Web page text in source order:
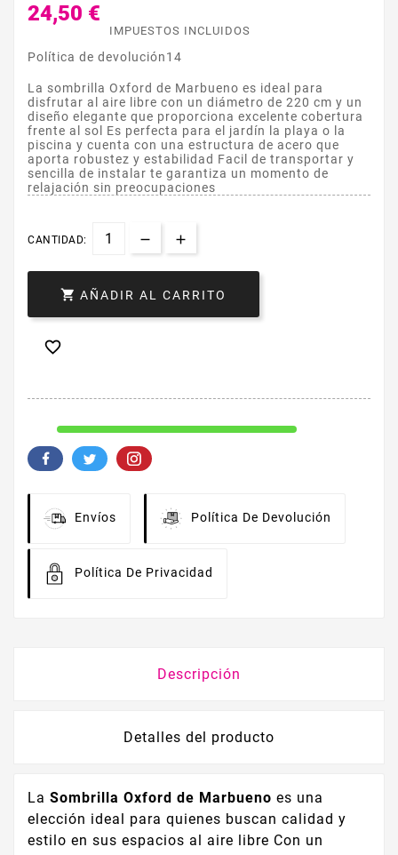
24,50 €
IMPUESTOS INCLUIDOS
Política de devolución14
La sombrilla Oxford de Marbueno es ideal para
disfrutar al aire libre con un diámetro de 220 cm y un
diseño elegante que proporciona excelente cobertura
frente al sol Es perfecta para el jardín la playa o la
piscina y cuenta con una estructura de acero que
aporta robustez y estabilidad Facil de transportar y
sencilla de instalar te garantiza un momento de
relajación sin preocupaciones
CANTIDAD:
 AÑADIR AL CARRITO

Envíos Política De Devolución
Política De Privacidad
Descripción
Detalles del producto
La Sombrilla Oxford de Marbueno es una
elección ideal para quienes buscan calidad y
estilo en sus espacios al aire libre Con un